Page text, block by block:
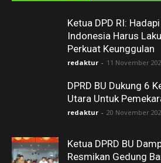
Ketua DPD RI:
Indonesia Harus
Perkuat Keunggulan
redaktur - 11 November
DPRD BU Dukung 6
Utara Untuk
redaktur - 20 November
Ketua DPRD BU
Resmikan Gedung